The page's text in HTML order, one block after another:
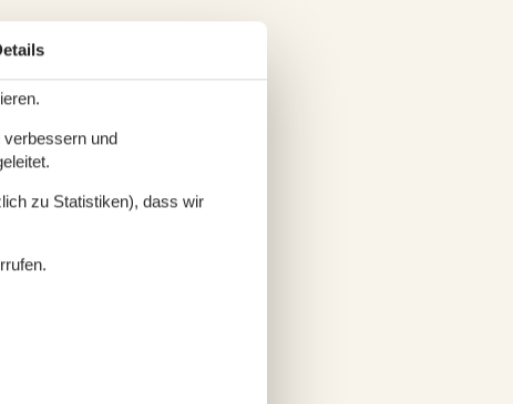
verbessern und
zu Statistiken), dass wir